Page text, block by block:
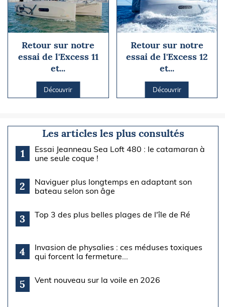
Retour sur notre
essai de l'Excess 11
et...
Découvrir
Retour sur notre
essai de l'Excess 12
et...
Découvrir
Les articles les plus consultés
1
Essai Jeanneau Sea Loft 480 : le catamaran à
une seule coque !
2
Naviguer plus longtemps en adaptant son
bateau selon son âge
3 Top 3 des plus belles plages de l'île de Ré
4
Invasion de physalies : ces méduses toxiques
qui forcent la fermeture...
5 Vent nouveau sur la voile en 2026